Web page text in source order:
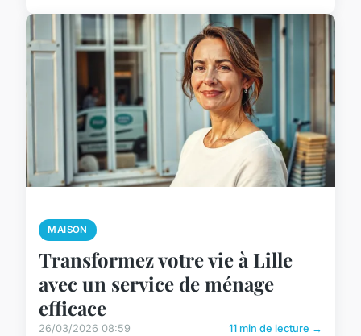
MAISON
Transformez votre vie à Lille
avec un service de ménage
efficace
26/03/2026 08:59 11 min de lecture →